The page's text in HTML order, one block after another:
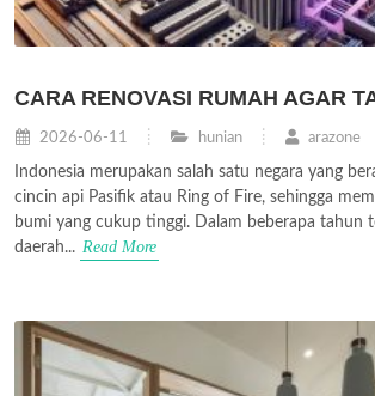
CARA RENOVASI RUMAH AGAR
2026-06-11 hunian arazone
Indonesia merupakan salah satu negara yang
cincin api Pasifik atau Ring of Fire, sehingga
bumi yang cukup tinggi. Dalam beberapa tahun
daerah... Read More